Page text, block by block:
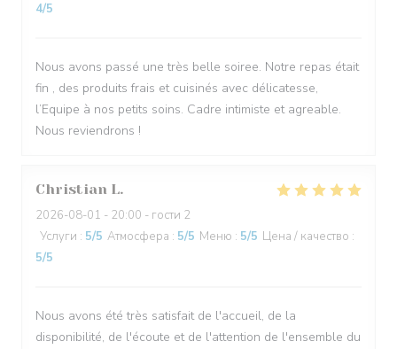
4/5
Nous avons passé une très belle soiree. Notre repas était
fin , des produits frais et cuisinés avec délicatesse,
l’Equipe à nos petits soins. Cadre intimiste et agreable.
Nous reviendrons !
Christian L
2026-08-01 - 20:00 - гости 2
Услуги : 5/5 Атмосфера : 5/5 Меню : 5/5 Цена / качество :
5/5
Nous avons été très satisfait de l'accueil, de la
disponibilité, de l'écoute et de l'attention de l'ensemble du